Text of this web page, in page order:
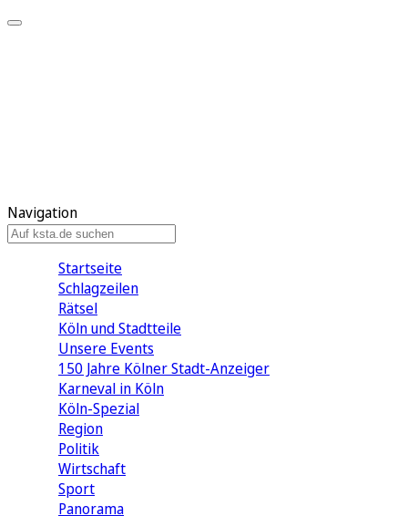
Navigation
Startseite
Schlagzeilen
Rätsel
Köln und Stadtteile
Unsere Events
150 Jahre Kölner Stadt-Anzeiger
Karneval in Köln
Köln-Spezial
Region
Politik
Wirtschaft
Sport
Panorama